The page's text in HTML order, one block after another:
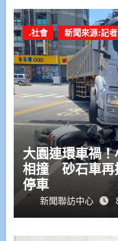
.社會 新聞來源:記
大園連環車禍
相撞 砂石車再
停車
新聞聯訪中心